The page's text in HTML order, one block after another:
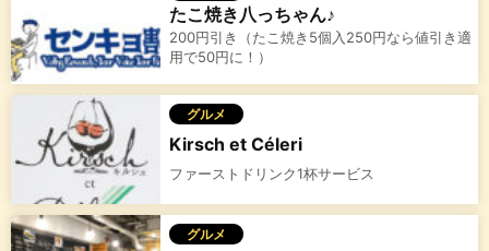
たこ焼き八っちゃん♪
200円引き（たこ焼き5個入250円なら値引き適
用で50円に！）
グルメ
Kirsch et Céleri
ファーストドリンク1杯サービス
グルメ